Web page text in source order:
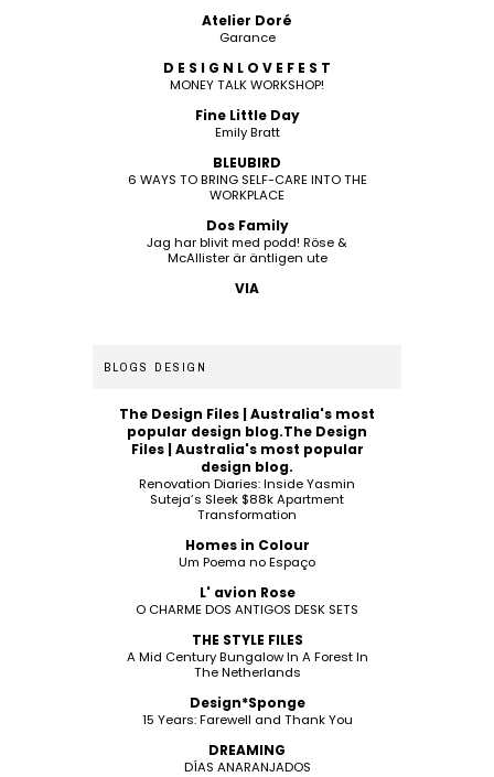
Atelier Doré
Garance
D E S I G N L O V E F E S T
MONEY TALK WORKSHOP!
Fine Little Day
Emily Bratt
BLEUBIRD
6 WAYS TO BRING SELF-CARE INTO THE
WORKPLACE
Dos Family
Jag har blivit med podd! Röse &
McAllister är äntligen ute
VIA
BLOGS DESIGN
The Design Files | Australia's most
popular design blog.The Design
Files | Australia's most popular
design blog.
Renovation Diaries: Inside Yasmin
Suteja’s Sleek $88k Apartment
Transformation
Homes in Colour
Um Poema no Espaço
L' avion Rose
O CHARME DOS ANTIGOS DESK SETS
THE STYLE FILES
A Mid Century Bungalow In A Forest In
The Netherlands
Design*Sponge
15 Years: Farewell and Thank You
DREAMING
DÍAS ANARANJADOS